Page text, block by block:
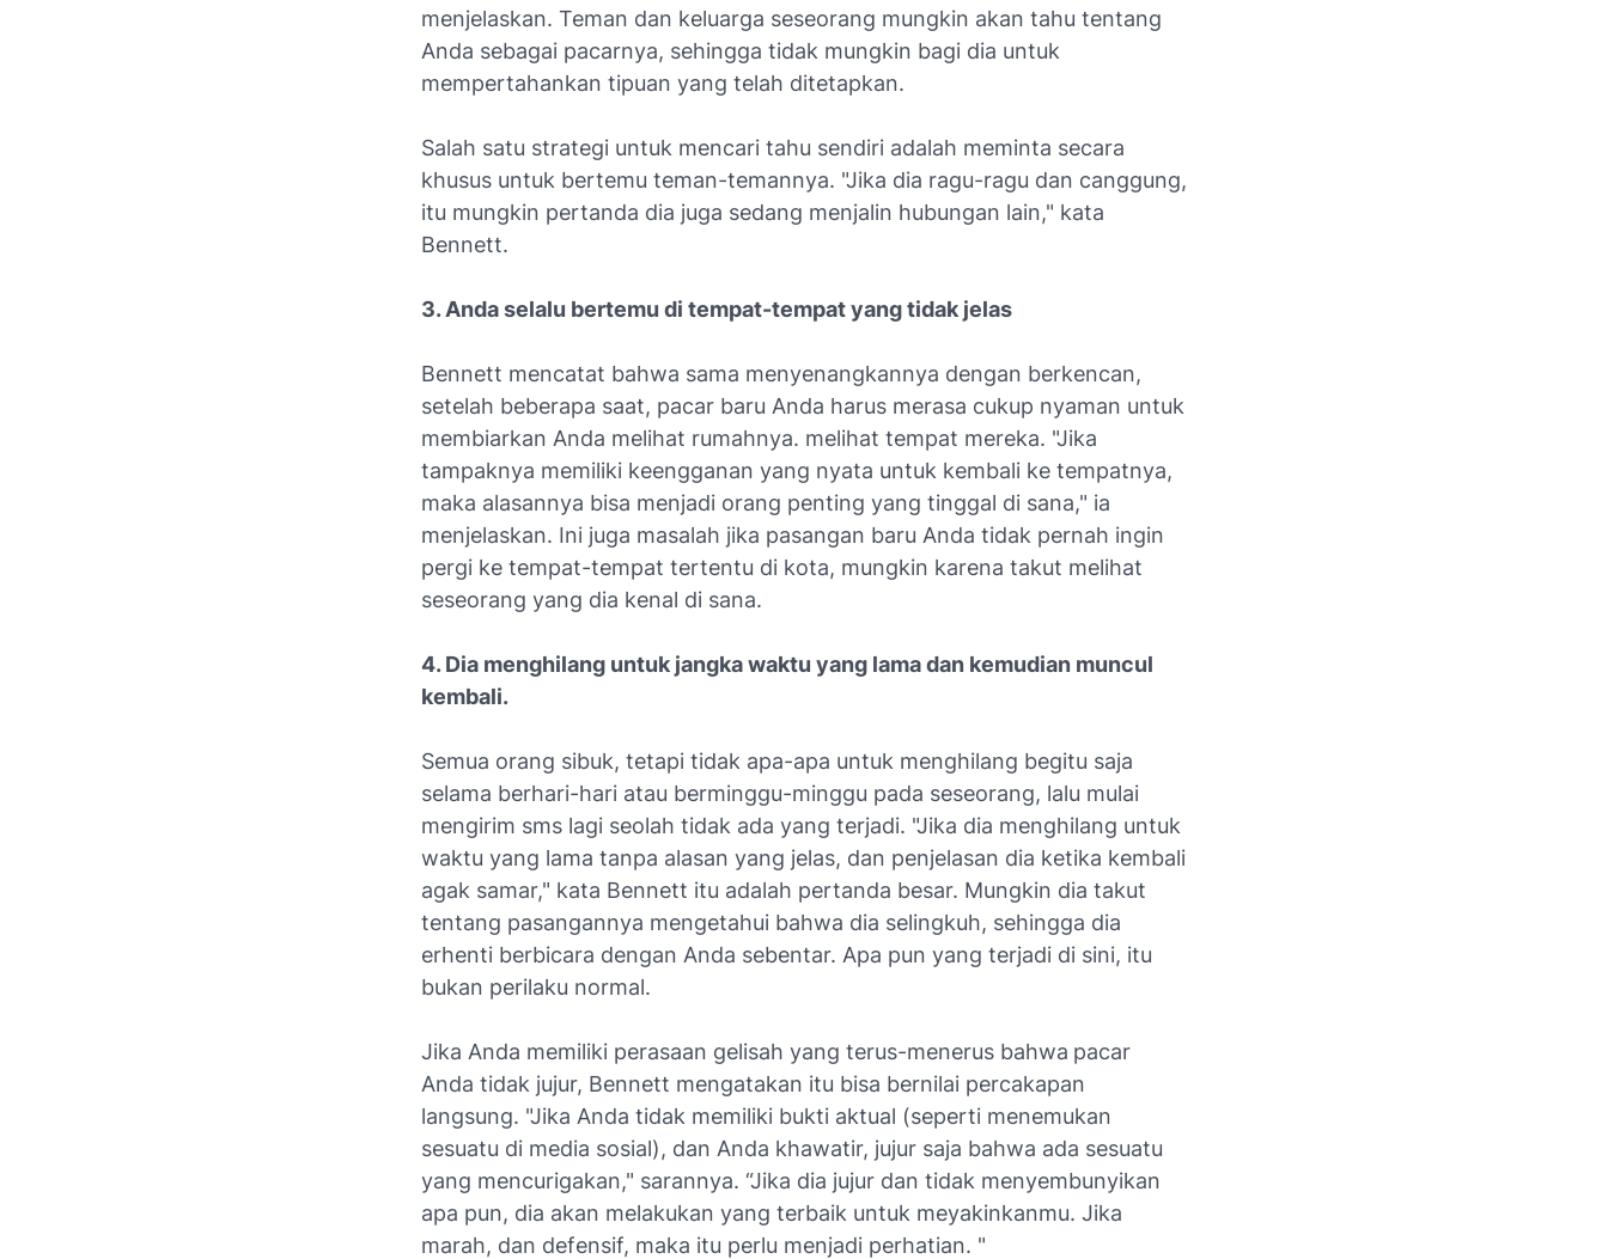
menjelaskan. Teman dan keluarga seseorang mungkin akan tahu tentang
Anda sebagai pacarnya, sehingga tidak mungkin bagi dia untuk
mempertahankan tipuan yang telah ditetapkan.
Salah satu strategi untuk mencari tahu sendiri adalah meminta secara
khusus untuk bertemu teman-temannya. "Jika dia ragu-ragu dan canggung,
itu mungkin pertanda dia juga sedang menjalin hubungan lain," kata
Bennett.
3. Anda selalu bertemu di tempat-tempat yang tidak jelas
Bennett mencatat bahwa sama menyenangkannya dengan berkencan,
setelah beberapa saat, pacar baru Anda harus merasa cukup nyaman untuk
membiarkan Anda melihat rumahnya. melihat tempat mereka. "Jika
tampaknya memiliki keengganan yang nyata untuk kembali ke tempatnya,
maka alasannya bisa menjadi orang penting yang tinggal di sana," ia
menjelaskan. Ini juga masalah jika pasangan baru Anda tidak pernah ingin
pergi ke tempat-tempat tertentu di kota, mungkin karena takut melihat
seseorang yang dia kenal di sana.
4. Dia menghilang untuk jangka waktu yang lama dan kemudian muncul
kembali.
Semua orang sibuk, tetapi tidak apa-apa untuk menghilang begitu saja
selama berhari-hari atau berminggu-minggu pada seseorang, lalu mulai
mengirim sms lagi seolah tidak ada yang terjadi. "Jika dia menghilang untuk
waktu yang lama tanpa alasan yang jelas, dan penjelasan dia ketika kembali
agak samar," kata Bennett itu adalah pertanda besar. Mungkin dia takut
tentang pasangannya mengetahui bahwa dia selingkuh, sehingga dia
erhenti berbicara dengan Anda sebentar. Apa pun yang terjadi di sini, itu
bukan perilaku normal.
Jika Anda memiliki perasaan gelisah yang terus-menerus bahwa pacar
Anda tidak jujur, Bennett mengatakan itu bisa bernilai percakapan
langsung. "Jika Anda tidak memiliki bukti aktual (seperti menemukan
sesuatu di media sosial), dan Anda khawatir, jujur saja bahwa ada sesuatu
yang mencurigakan," sarannya. “Jika dia jujur dan tidak menyembunyikan
apa pun, dia akan melakukan yang terbaik untuk meyakinkanmu. Jika
marah, dan defensif, maka itu perlu menjadi perhatian. "